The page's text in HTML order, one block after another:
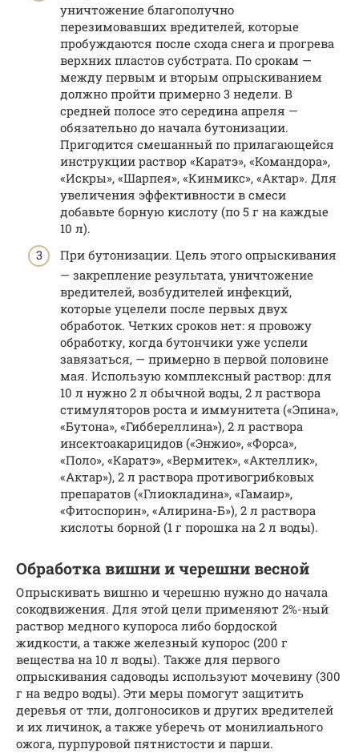
уничтожение благополучно
перезимовавших вредителей, которые
пробуждаются после схода снега и прогрева
верхних пластов субстрата. По срокам —
между первым и вторым опрыскиванием
должно пройти примерно 3 недели. В
средней полосе это середина апреля —
обязательно до начала бутонизации.
Пригодится смешанный по прилагающейся
инструкции раствор «Каратэ», «Командора»,
«Искры», «Шарпея», «Кинмикс», «Актар». Для
увеличения эффективности в смеси
добавьте борную кислоту (по 5 г на каждые
10 л).
При бутонизации. Цель этого опрыскивания
— закрепление результата, уничтожение
вредителей, возбудителей инфекций,
которые уцелели после первых двух
обработок. Четких сроков нет: я провожу
обработку, когда бутончики уже успели
завязаться, — примерно в первой половине
мая. Использую комплексный раствор: для
10 л нужно 2 л обычной воды, 2 л раствора
стимуляторов роста и иммунитета («Эпина»,
«Бутона», «Гиббереллина»), 2 л раствора
инсектоакарицидов («Энжио», «Форса»,
«Поло», «Каратэ», «Вермитек», «Актеллик»,
«Актар»), 2 л раствора противогрибковых
препаратов («Глиокладина», «Гамаир»,
«Фитоспорин», «Алирина-Б»), 2 л раствора
кислоты борной (1 г порошка на 2 л воды).
Обработка вишни и черешни весной
Опрыскивать вишню и черешню нужно до начала
сокодвижения. Для этой цели применяют 2%-ный
раствор медного купороса либо бордоской
жидкости, а также железный купорос (200 г
вещества на 10 л воды). Также для первого
опрыскивания садоводы используют мочевину (300
г на ведро воды). Эти меры помогут защитить
деревья от тли, долгоносиков и других вредителей
и их личинок, а также уберечь от монилиального
ожога, пурпуровой пятнистости и парши.